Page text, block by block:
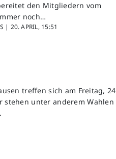
den Mitgliedern vom
noch…
| 20. APRIL, 15:51
treffen sich am Freitag,
stehen unter anderem Wahlen